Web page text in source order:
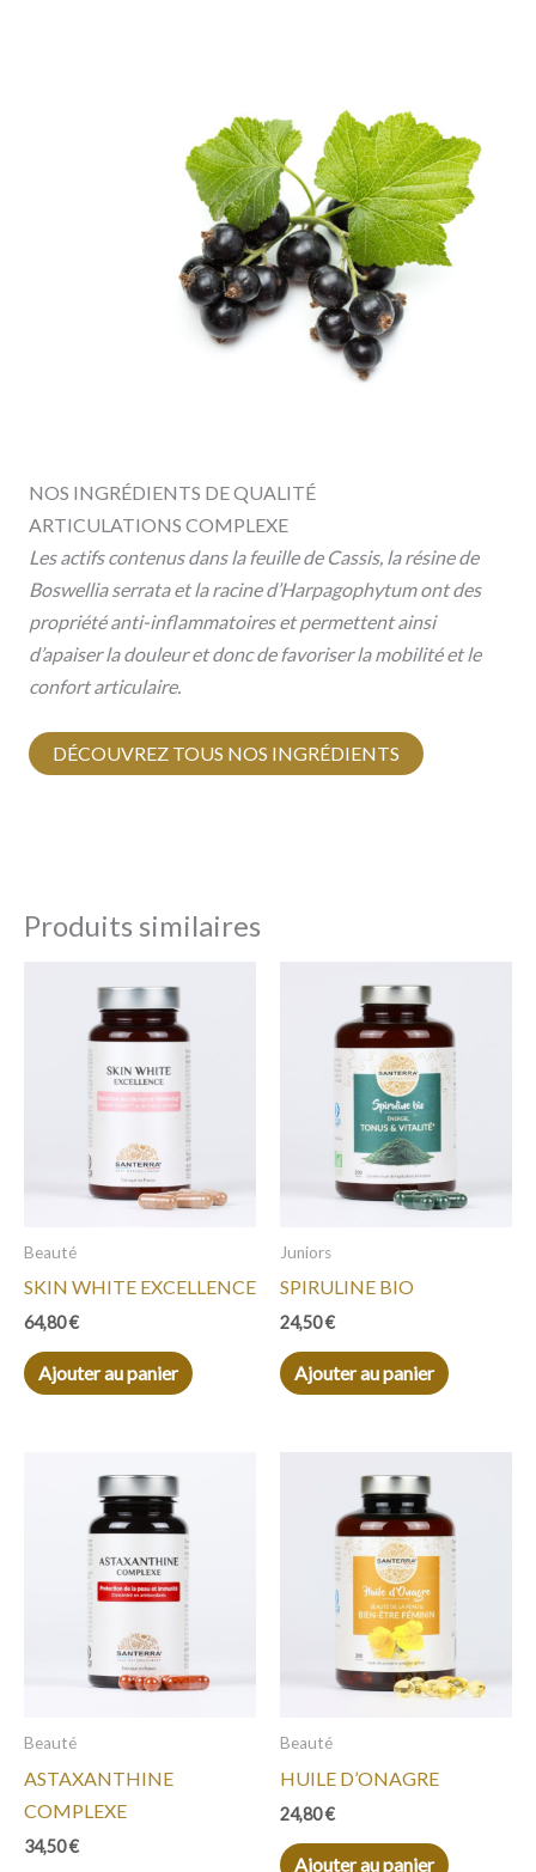
Consultez un professionnel de santé en cas de prise d’anticoagulants. Tenir hors de portée des
enfants. A conserver dans un endroit frais et sec.
NOS INGRÉDIENTS DE QUALITÉ
ARTICULATIONS COMPLEXE
Les actifs contenus dans la feuille de Cassis, la résine de
Boswellia serrata et la racine d’Harpagophytum ont des
propriété anti-inflammatoires et permettent ainsi
d’apaiser la douleur et donc de favoriser la mobilité et le
confort articulaire.
DÉCOUVREZ TOUS NOS INGRÉDIENTS
Produits similaires
Beauté
SKIN WHITE EXCELLENCE
64,80€
Ajouter au panier
Juniors
SPIRULINE BIO
24,50€
Ajouter au panier
Beauté
ASTAXANTHINE
COMPLEXE
34,50€
Beauté
HUILE D’ONAGRE
24,80€
Ajouter au panier